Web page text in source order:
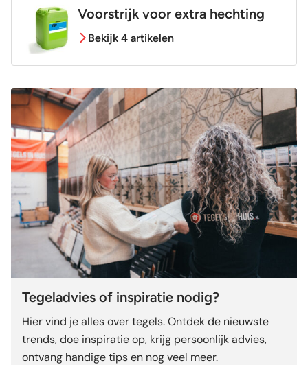
Voorstrijk voor extra hechting
Bekijk 4 artikelen
Tegeladvies of inspiratie nodig?
Hier vind je alles over tegels. Ontdek de nieuwste
trends, doe inspiratie op, krijg persoonlijk advies,
ontvang handige tips en nog veel meer.